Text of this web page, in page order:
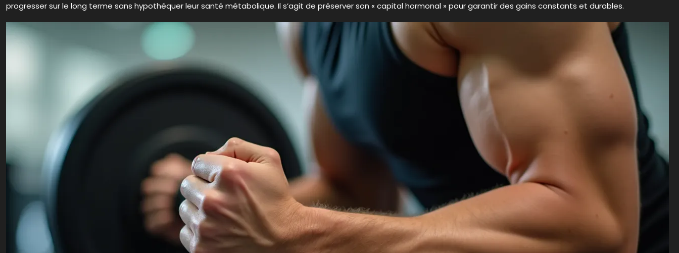
progresser sur le long terme sans hypothéquer leur santé métabolique. Il s’agit de préserver son « capital hormonal » pour garantir des gains constants et durables.